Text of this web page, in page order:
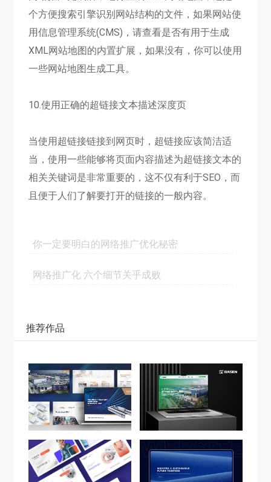
个方便搜索引擎识别网站结构的文件，如果网站使
用信息管理系统(CMS)，请查看是否有用于生成
XML网站地图的内置扩展，如果没有，你可以使用
一些网站地图生成工具。
10.使用正确的超链接文本描述深度页
当使用超链接链接到网页时，超链接应该简洁适
当，使用一些能够将页面内容描述为超链接文本的
相关关键词是非常重要的，这不仅有利于SEO，而
且便于人们了解要打开的链接的一般内容。
你一定要明白的网络推广优化秘密
网络推广化 六个细节关乎成败
推荐作品